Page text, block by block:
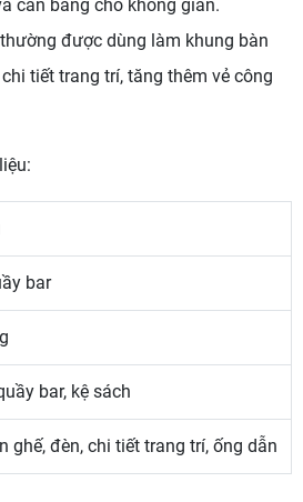
cân bằng cho không gian.
được dùng làm khung bàn
tiết trang trí, tăng thêm vẻ công
bar
bar, kệ sách
ghế, đèn, chi tiết trang trí, ống dẫn